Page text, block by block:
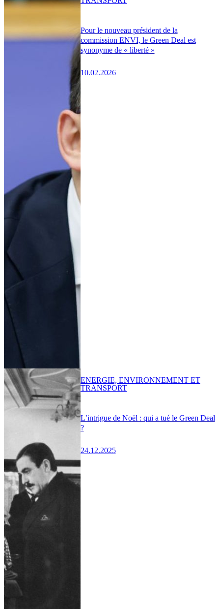
Pour le nouveau président de la
commission ENVI, le Green Deal est
synonyme de « liberté »
10.02.2026
L’intrigue de Noël : qui a tué le Green Deal
?
24.12.2025
ENERGIE, ENVIRONNEMENT ET
TRANSPORT